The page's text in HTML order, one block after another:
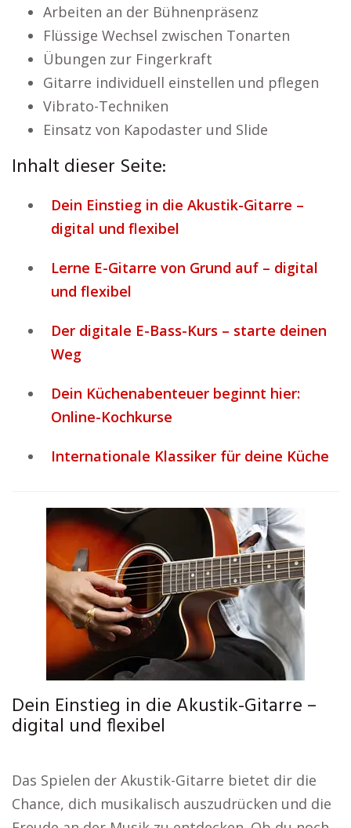
Arbeiten an der Bühnenpräsenz
Flüssige Wechsel zwischen Tonarten
Übungen zur Fingerkraft
Gitarre individuell einstellen und pflegen
Vibrato-Techniken
Einsatz von Kapodaster und Slide
Inhalt dieser Seite:
Dein Einstieg in die Akustik-Gitarre –
digital und flexibel
Lerne E-Gitarre von Grund auf – digital
und flexibel
Der digitale E-Bass-Kurs – starte deinen
Weg
Dein Küchenabenteuer beginnt hier:
Online-Kochkurse
Internationale Klassiker für deine Küche
Dein Einstieg in die Akustik-Gitarre –
digital und flexibel
Das Spielen der Akustik-Gitarre bietet dir die
Chance, dich musikalisch auszudrücken und die